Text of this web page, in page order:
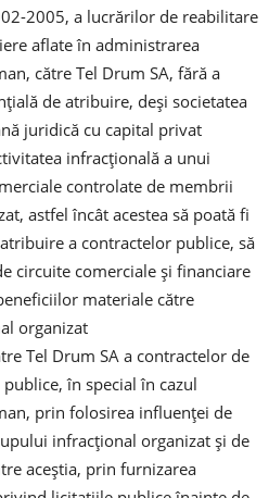
2005, a lucrărilor de reabilitare
aflate în administrarea
către Tel Drum SA, fără a
de atribuire, deși societatea
juridică cu capital privat
infracțională a unui
controlate de membrii
astfel încât acestea să poată fi
a contractelor publice, să
circuite comerciale și financiare
materiale către
organizat
Tel Drum SA a contractelor de
în special în cazul
prin folosirea influenței de
infracțional organizat și de
aceștia, prin furnizarea